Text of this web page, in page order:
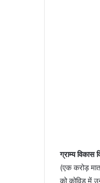
ग्राम्य विकास
(एक करोड़
को कोविड में